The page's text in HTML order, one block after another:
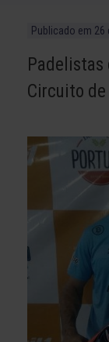
Publicado em 26
Padelistas
Circuito de